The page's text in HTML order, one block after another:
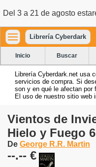
Del 3 a 21 de agosto
Librería Cyberdark
Inicio Buscar
Librería Cyberdark.net usa
servicios de compra. Si
son y en qué le afectan por
El uso de nuestro sitio web
Vientos de
Hielo y Fuego 6
De George R.R. Martin
--.-- €